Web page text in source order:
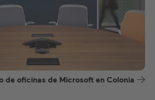
de oficinas de Microsoft en Colonia